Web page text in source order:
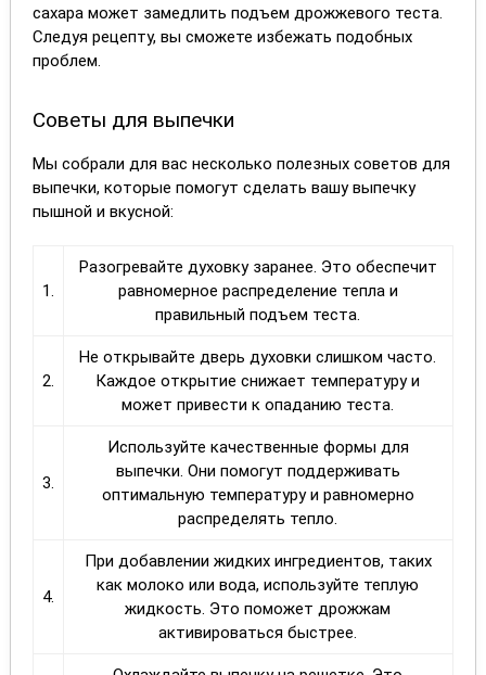
сахара может замедлить подъем дрожжевого теста.
Следуя рецепту, вы сможете избежать подобных
проблем.
Советы для выпечки
Мы собрали для вас несколько полезных советов для
выпечки, которые помогут сделать вашу выпечку
пышной и вкусной:
1.
Разогревайте духовку заранее. Это обеспечит
равномерное распределение тепла и
правильный подъем теста.
2.
Не открывайте дверь духовки слишком часто.
Каждое открытие снижает температуру и
может привести к опаданию теста.
3.
Используйте качественные формы для
выпечки. Они помогут поддерживать
оптимальную температуру и равномерно
распределять тепло.
4.
При добавлении жидких ингредиентов, таких
как молоко или вода, используйте теплую
жидкость. Это поможет дрожжам
активироваться быстрее.